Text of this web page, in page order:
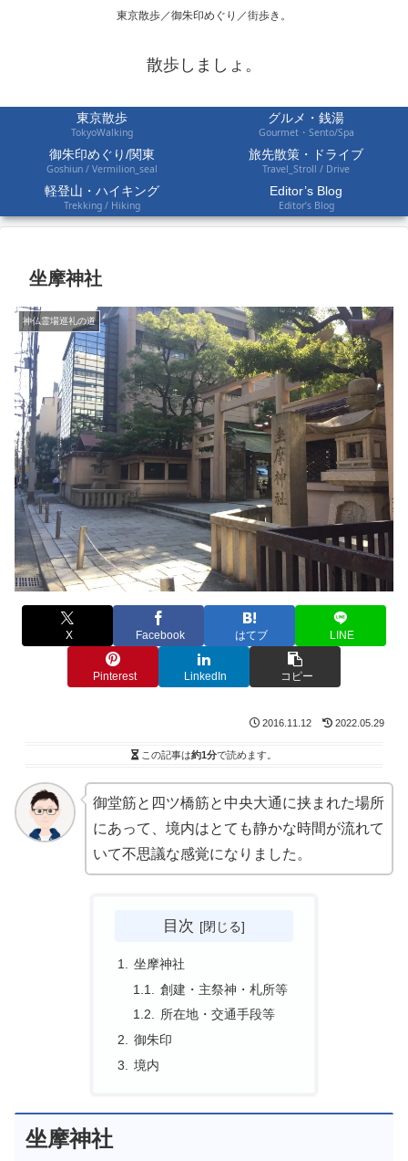
東京散歩／御朱印めぐり／街歩き。
散歩しましょ。
東京散歩
TokyoWalking
グルメ・銭湯
Gourmet・Sento/Spa
御朱印めぐり/関東
Goshiun / Vermilion_seal
旅先散策・ドライブ
Travel_Stroll / Drive
軽登山・ハイキング
Trekking / Hiking
Editor’s Blog
Editor’s Blog
坐摩神社
神仏霊場巡礼の道
X Facebook はてブ LINE
Pinterest LinkedIn コピー
2016.11.12 2022.05.29
この記事は約1分で読めます。
御堂筋と四ツ橋筋と中央大通に挟まれた場所
にあって、境内はとても静かな時間が流れて
いて不思議な感覚になりました。
目次
坐摩神社
創建・主祭神・札所等
所在地・交通手段等
御朱印
境内
坐摩神社